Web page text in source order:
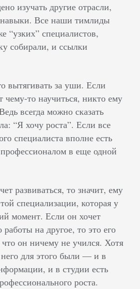
изучать другие отрасли,
Все наши тимлиды
“узких” специалистов,
собирали, и ссылки
вытягивать за уши. Если
чему-то научиться, никто ему
всегда можно сказать
“Я хочу роста”. Если все
специалиста вполне есть
в еще одной
развиваться, то значит, ему
специализации, которая у
момент. Если он хочет
на другое, то это его
он ничему не учился. Хотя
для этого были — и в
и в студии есть
роста.